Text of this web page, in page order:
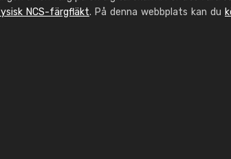
NCS-färgfläkt. På denna webbplats kan du